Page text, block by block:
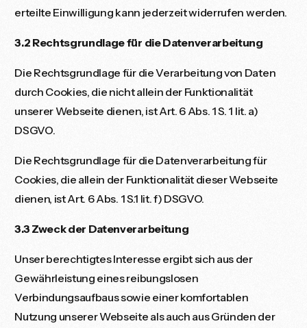
erteilte Einwilligung kann jederzeit widerrufen werden.
3.2 Rechtsgrundlage für die Datenverarbeitung
Die Rechtsgrundlage für die Verarbeitung von Daten
durch Cookies, die nicht allein der Funktionalität
unserer Webseite dienen, ist Art. 6 Abs. 1 S. 1 lit. a)
DSGVO.
Die Rechtsgrundlage für die Datenverarbeitung für
Cookies, die allein der Funktionalität dieser Webseite
dienen, ist Art. 6 Abs. 1 S.1 lit. f) DSGVO.
3.3 Zweck der Datenverarbeitung
Unser berechtigtes Interesse ergibt sich aus der
Gewährleistung eines reibungslosen
Verbindungsaufbaus sowie einer komfortablen
Nutzung unserer Webseite als auch aus Gründen der